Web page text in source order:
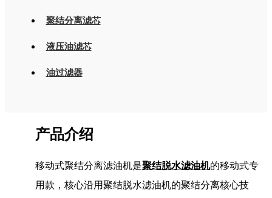
聚结分离滤芯
液压油滤芯
油过滤器
产品介绍
移动式聚结分离滤油机是聚结脱水滤油机的移动式专
用款，核心沿用聚结脱水滤油机的聚结分离核心技